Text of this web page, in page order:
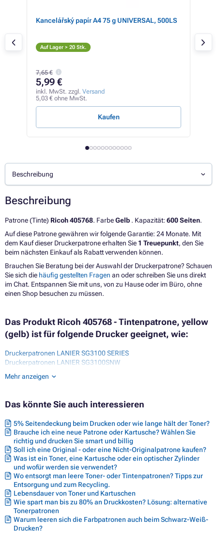
Kancelářský papír A4 75 g UNIVERSAL, 500LS
Auf Lager > 20 Stk.
7,65 €
5,99 €
inkl. MwSt. zzgl. Versand
5,03 € ohne MwSt.
Kaufen
Beschreibung
Beschreibung
Patrone (Tinte) Ricoh 405768. FarbeGelb . Kapazität: 600 Seiten.
Auf diese Patrone gewähren wir folgende Garantie: 24 Monate. Mit
dem Kauf dieser Druckerpatrone erhalten Sie 1 Treuepunkt, den Sie
beim nächsten Einkauf als Rabatt verwenden können.
Brauchen Sie Beratung bei der Auswahl der Druckerpatrone? Schauen
Sie sich die häufig gestellten Fragen an oder schreiben Sie uns direkt
im Chat. Entspannen Sie mit uns, von zu Hause oder im Büro, ohne
einen Shop besuchen zu müssen.
Das Produkt Ricoh 405768 - Tintenpatrone, yellow
(gelb) ist für folgende Drucker geeignet, wie:
Druckerpatronen LANIER SG3100 SERIES
Druckerpatronen LANIER SG3100SNW
Druckerpatronen LANIER SG3110 SERIES
Druckerpatronen LANIER SG3110DN
Druckerpatronen LANIER SG3110SFNW
Druckerpatronen LANIER SG7100DN
Druckerpatronen RICOH AFICIO SG 2100N
Druckerpatronen RICOH AFICIO SG 3110DN
Druckerpatronen RICOH AFICIO SG 3110DNW
Druckerpatronen RICOH AFICIO SG3100 SERIES
Druckerpatronen RICOH AFICIO SG3100SNW
Druckerpatronen RICOH AFICIO SG3110 SERIES
Druckerpatronen RICOH AFICIO SG3110N
Druckerpatronen RICOH AFICIO SG3110SFNW
Druckerpatronen RICOH AFICIO SG3120 SERIES
Druckerpatronen RICOH AFICIO SG3120B SF
Druckerpatronen RICOH AFICIO SG3120B SFN
Druckerpatronen RICOH AFICIO SG3120B SFNW
Druckerpatronen RICOH AFICIO SG7100DN
Mehr anzeigen
Das könnte Sie auch interessieren
5% Seitendeckung beim Drucken oder wie lange hält der Toner?
Brauche ich eine neue Patrone oder Kartusche? Wählen Sie
richtig und drucken Sie smart und billig
Soll ich eine Original - oder eine Nicht-Originalpatrone kaufen?
Was ist ein Toner, eine Kartusche oder ein optischer Zylinder
und wofür werden sie verwendet?
Wo entsorgt man leere Toner- oder Tintenpatronen? Tipps zur
Entsorgung und zum Recycling.
Lebensdauer von Toner und Kartuschen
Wie spart man bis zu 80% an Druckkosten? Lösung: alternative
Tonerpatronen
Warum leeren sich die Farbpatronen auch beim Schwarz-Weiß-
Drucken?